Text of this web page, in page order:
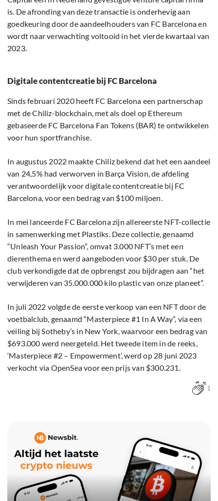
is. De afronding van deze transactie is onderhevig aan
goedkeuring door de aandeelhouders van FC Barcelona en
wordt naar verwachting voltooid in het vierde kwartaal van
2023.
Digitale contentcreatie bij FC Barcelona
Sinds februari 2020 heeft FC Barcelona een partnerschap
met de Chiliz-blockchain, met als doel op Ethereum
gebaseerde FC Barcelona Fan Tokens (BAR) te ontwikkelen
voor hun sportfranchise.
In augustus 2022 maakte Chiliz bekend dat het een aandeel
van 24,5% had verworven in Barça Vision, de afdeling
verantwoordelijk voor digitale contentcreatie bij FC
Barcelona, voor een bedrag van $100 miljoen.
In mei lanceerde FC Barcelona zijn allereerste NFT-collectie
in samenwerking met Plastiks. Deze collectie, genaamd
“Unleash Your Passion”, omvat 3.000 NFT’s met een
dierenthema en werd aangeboden voor $30 per stuk. De
club verkondigde dat de opbrengst zou bijdragen aan “het
verwijderen van 35.000.000 kilo plastic van onze planeet”.
In juli 2022 volgde de eerste verkoop van een NFT door de
voetbalclub, genaamd “Masterpiece #1 In A Way”, via een
veiling bij Sotheby’s in New York, waarvoor een bedrag van
$693.000 werd neergeteld. Het tweede item in de reeks,
‘Masterpiece #2 – Empowerment’, werd op 28 juni 2023
verkocht via OpenSea voor een prijs van $300.231.
1